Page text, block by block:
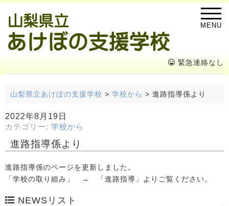
MENU
緊急連絡なし
山梨県立あけぼの支援学校 > 学校から > 進路指導係より
2022年8月19日
カテゴリー: 学校から
進路指導係より
進路指導係のページを更新しました。
「学校の取り組み」 → 「進路指導」よりご覧ください。
NEWSリスト